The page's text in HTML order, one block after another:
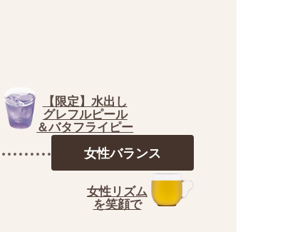
女性バランス
女性リズム
を笑顔で
【限定】水出し
グレフルピール
＆バタフライピー